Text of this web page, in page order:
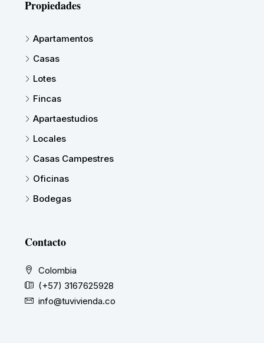
Propiedades
Apartamentos
Casas
Lotes
Fincas
Apartaestudios
Locales
Casas Campestres
Oficinas
Bodegas
Contacto
Colombia
(+57) 3167625928
info@tuvivienda.co